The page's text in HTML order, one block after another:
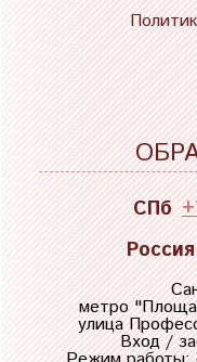
СПб
Россия
метро "
улица
Вход /